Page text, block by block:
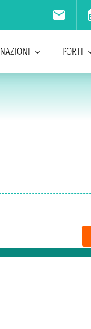
NAZIONI PORTI